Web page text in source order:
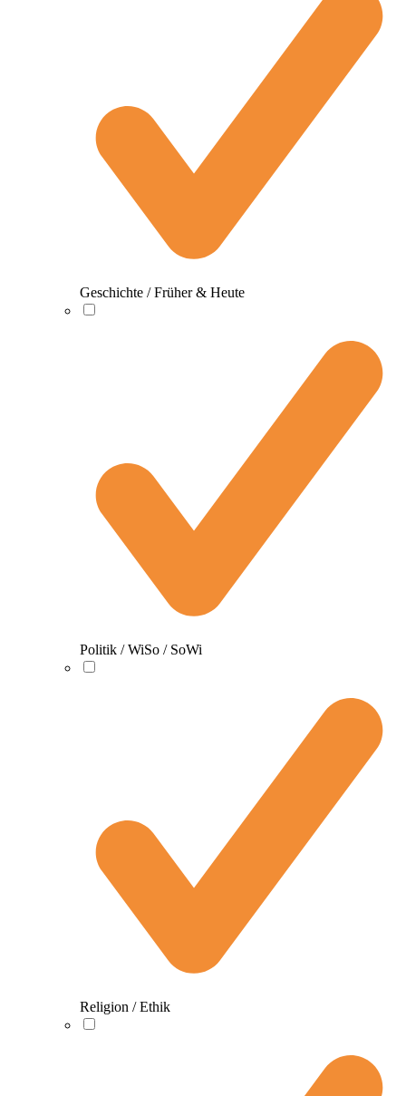
Geschichte / Früher & Heute
Politik / WiSo / SoWi
Religion / Ethik